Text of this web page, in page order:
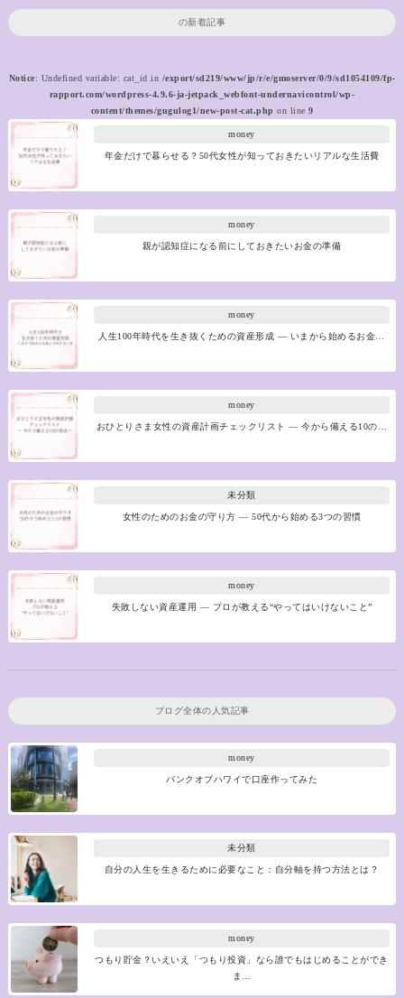
の新着記事
Notice: Undefined variable: cat_id in /export/sd219/www/jp/r/e/gmoserver/0/9/sd1054109/fp-
rapport.com/wordpress-4.9.6-ja-jetpack_webfont-undernavicontrol/wp-
content/themes/gugulog1/new-post-cat.php on line 9
money
年金だけで暮らせる？50代女性が知っておきたいリアルな生活費
money
親が認知症になる前にしておきたいお金の準備
money
人生100年時代を生き抜くための資産形成 ― いまから始めるお金…
money
おひとりさま女性の資産計画チェックリスト ― 今から備える10の…
未分類
女性のためのお金の守り方 ― 50代から始める3つの習慣
money
失敗しない資産運用 ― プロが教える“やってはいけないこと”
ブログ全体の人気記事
money
バンクオブハワイで口座作ってみた
未分類
自分の人生を生きるために必要なこと：自分軸を持つ方法とは？
money
つもり貯金？いえいえ「つもり投資」なら誰でもはじめることができ
ま…